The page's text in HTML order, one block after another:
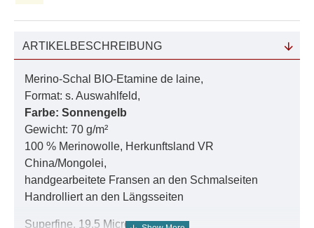
ARTIKELBESCHREIBUNG
Merino-Schal BIO-Etamine de laine,
Format: s. Auswahlfeld,
Farbe: Sonnengelb
Gewicht: 70 g/m²
100 % Merinowolle, Herkunftsland VR
China/Mongolei,
handgearbeitete Fransen an den Schmalseiten
Handrolliert an den Längsseiten
Superfine, 19.5 Micron